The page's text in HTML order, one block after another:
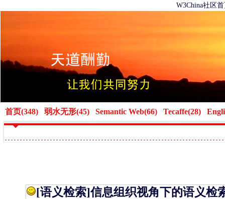
W3China社区
首页(348) 弱水无形(45) Semantic Web(66) Tecaffe(28)
[语义检索]信息组织视角下的语义检